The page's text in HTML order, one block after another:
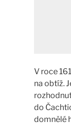
V roce
na obtíž.
do
domnělé